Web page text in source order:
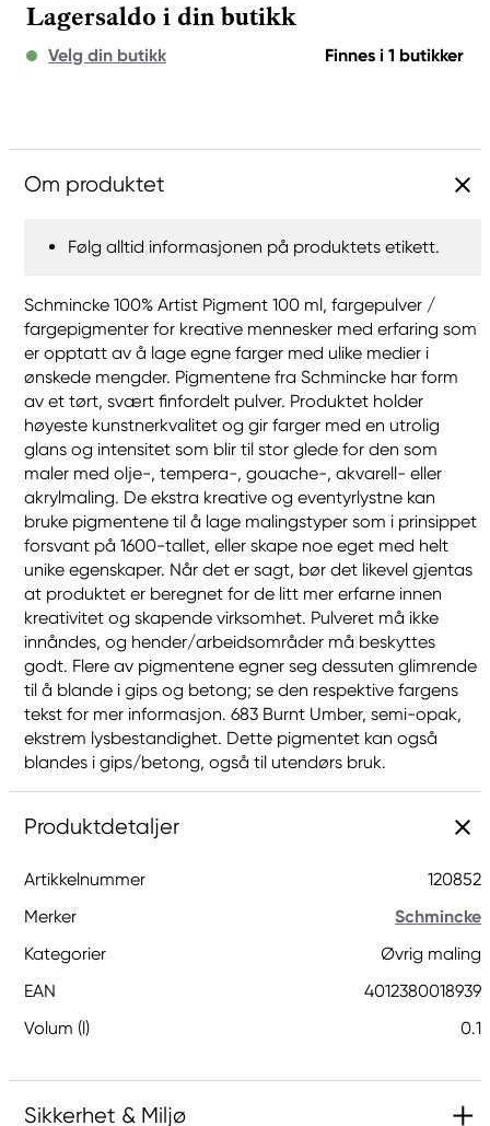
Lagersaldo i din butikk
Velg din butikk Finnes i 1 butikker
Om produktet
Følg alltid informasjonen på produktets etikett.
Schmincke 100% Artist Pigment 100 ml, fargepulver /
fargepigmenter for kreative mennesker med erfaring som
er opptatt av å lage egne farger med ulike medier i
ønskede mengder. Pigmentene fra Schmincke har form
av et tørt, svært finfordelt pulver. Produktet holder
høyeste kunstnerkvalitet og gir farger med en utrolig
glans og intensitet som blir til stor glede for den som
maler med olje-, tempera-, gouache-, akvarell- eller
akrylmaling. De ekstra kreative og eventyrlystne kan
bruke pigmentene til å lage malingstyper som i prinsippet
forsvant på 1600-tallet, eller skape noe eget med helt
unike egenskaper. Når det er sagt, bør det likevel gjentas
at produktet er beregnet for de litt mer erfarne innen
kreativitet og skapende virksomhet. Pulveret må ikke
innåndes, og hender/arbeidsområder må beskyttes
godt. Flere av pigmentene egner seg dessuten glimrende
til å blande i gips og betong; se den respektive fargens
tekst for mer informasjon. 683 Burnt Umber, semi-opak,
ekstrem lysbestandighet. Dette pigmentet kan også
blandes i gips/betong, også til utendørs bruk.
Produktdetaljer
Artikkelnummer
120852
Merker
Schmincke
Kategorier
Øvrig maling
EAN
4012380018939
Volum (l)
0.1
Sikkerhet & Miljø